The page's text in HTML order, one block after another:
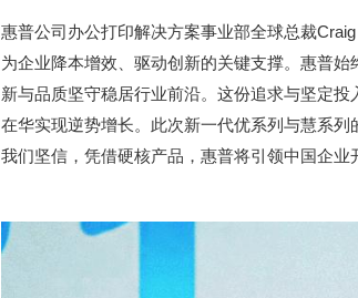
惠普公司办公打印解决方案事业部全球总裁
为企业降本增效、驱动创新的关键支撑。惠普始
新与品质坚守稳居行业前沿。这份追求与坚定
在华实现逆势增长。此次新一代优系列与慧系列
我们坚信，凭借硬核产品，惠普将引领中国企业